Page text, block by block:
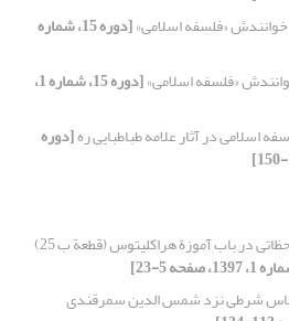
«فلسفه اسلامی» [دوره 15، شماره
«فلسفه اسلامی» [دوره 15، شماره 1،
اسلامی در آثار علامه طباطبایی ره[دوره
ملاحظاتی در باب آموزة هراکلیتوس (قطعة ب 25)
شرطی نزد شمس الدین سمرقندی